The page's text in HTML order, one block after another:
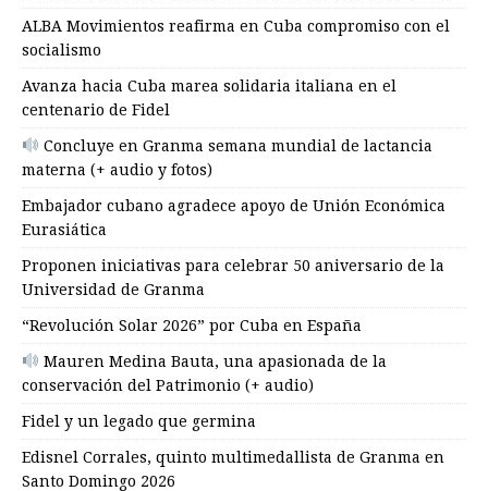
ALBA Movimientos reafirma en Cuba compromiso con el
socialismo
Avanza hacia Cuba marea solidaria italiana en el
centenario de Fidel
Concluye en Granma semana mundial de lactancia
materna (+ audio y fotos)
Embajador cubano agradece apoyo de Unión Económica
Eurasiática
Proponen iniciativas para celebrar 50 aniversario de la
Universidad de Granma
“Revolución Solar 2026” por Cuba en España
Mauren Medina Bauta, una apasionada de la
conservación del Patrimonio (+ audio)
Fidel y un legado que germina
Edisnel Corrales, quinto multimedallista de Granma en
Santo Domingo 2026